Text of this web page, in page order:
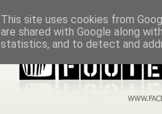
CÍMLAP KÖZÖSSÉG
This site uses cookies from
are shared with Google along
statistics, and to detect and